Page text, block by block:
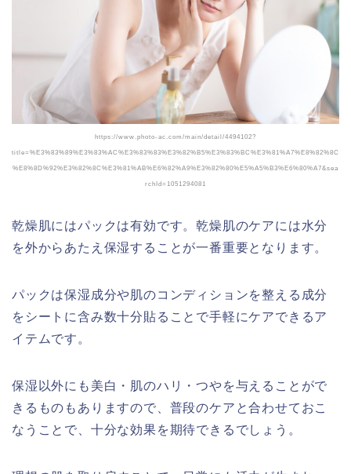
https://www.photo-ac.com/main/detail/4494102?
title=%E3%83%89%E3%83%AC%E3%83%83%E3%82%B5%E3%83%BC%E3%81%A7%E8%82%8C
%E8%8D%92%E3%82%8C%E3%81%AB%E6%82%A9%E3%82%80%E5%A5%B3%E6%80%A7&sea
rchId=1051294081
乾燥肌にはパックは有効です。乾燥肌のケアには水分
を外からあたえ保湿することが一番重要となります。
パックは保湿成分や肌のコンディションを整える成分
をシートに含み数十分貼ることで手軽にケアできるア
イテムです。
保湿以外にも美白・肌のハリ・つやを与えることがで
きるものもありますので、普段のケアと合わせておこ
なうことで、十分な効果を期待できるでしょう。